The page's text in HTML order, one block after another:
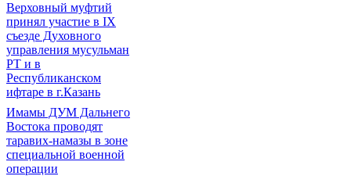
Верховный муфтий
принял участие в IХ
съезде Духовного
управления мусульман
РТ и в
Республиканском
ифтаре в г.Казань
Имамы ДУМ Дальнего
Востока проводят
таравих-намазы в зоне
специальной военной
операции